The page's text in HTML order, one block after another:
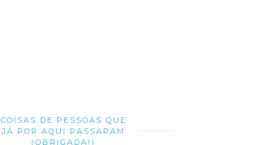
COISAS DE PESSOAS QUE
JÁ POR AQUI PASSARAM
(OBRIGADA!)